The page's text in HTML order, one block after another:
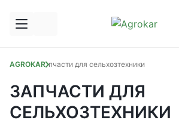
AGROKARЗапчасти для сельхозтехники
ЗАПЧАСТИ ДЛЯ
СЕЛЬХОЗТЕХНИКИ